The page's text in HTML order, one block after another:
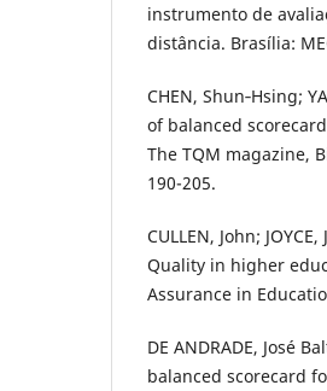
instrumento de
distância. Brasília:
CHEN, Shun‐Hsing;
of balanced
The TQM magazine,
190-205.
CULLEN, John;
Quality in higher
Assurance in
DE ANDRADE, José
balanced scorecard